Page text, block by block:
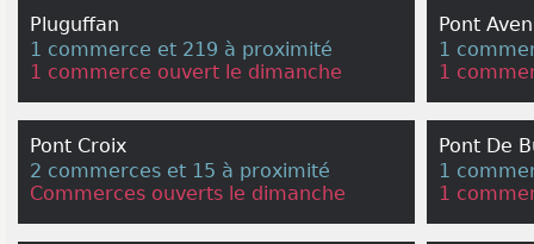
Pluguffan
1 commerce et 219 à proximité
1 commerce ouvert le dimanche
Pont Aven
1
1
Pont Croix
2 commerces et 15 à proximité
Commerces ouverts le dimanche
Pont De
1
1